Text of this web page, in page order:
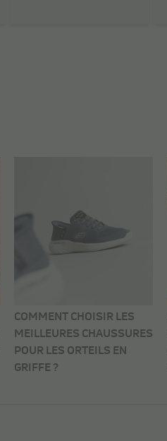
COMMENT CHOISIR LES
MEILLEURES CHAUSSURES
POUR LES ORTEILS EN
GRIFFE ?